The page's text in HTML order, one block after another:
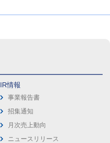
IR情報
事業報告書
招集通知
月次売上動向
ニュースリリース